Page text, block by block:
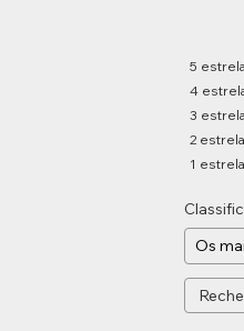
5
4
3
2
1 estrela